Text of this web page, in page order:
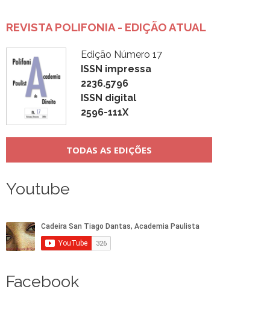
REVISTA POLIFONIA - EDIÇÃO ATUAL
Edição Número 17
ISSN impressa
2236.5796
ISSN digital
2596-111X
TODAS AS EDIÇÕES
Youtube
Facebook